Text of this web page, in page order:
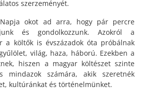
szerzeményét.
okot ad arra, hogy pár percre
és gondolkozzunk. Azokról a
a költők is évszázadok óta próbálnak
világ, haza, háború. Ezekben a
hiszen a magyar költészet szinte
mindazok számára, akik szeretnék
kultúránkat és történelmünket.